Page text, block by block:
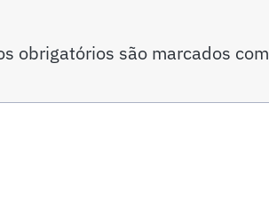
obrigatórios são marcados com